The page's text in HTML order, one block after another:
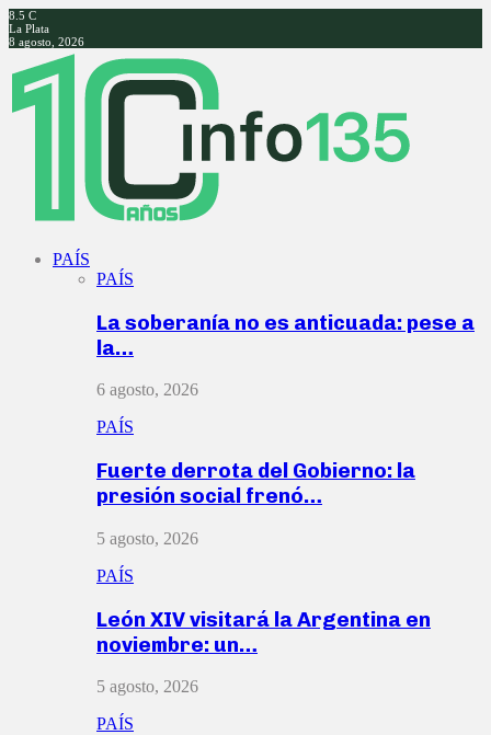
8.5 C
La Plata
8 agosto, 2026
Facebook
Twitter
Instagram
Youtube
PAÍS
PAÍS
La soberanía no es anticuada: pese a
la…
6 agosto, 2026
PAÍS
Fuerte derrota del Gobierno: la
presión social frenó…
5 agosto, 2026
PAÍS
León XIV visitará la Argentina en
noviembre: un…
5 agosto, 2026
PAÍS